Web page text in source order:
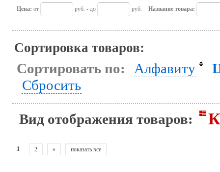
Цена: от руб. - до руб. Название товара:
Сортировка товаров:
Сортировать по: Алфавиту
Сбросить
Вид отображения товаров:
1 2 » показать все